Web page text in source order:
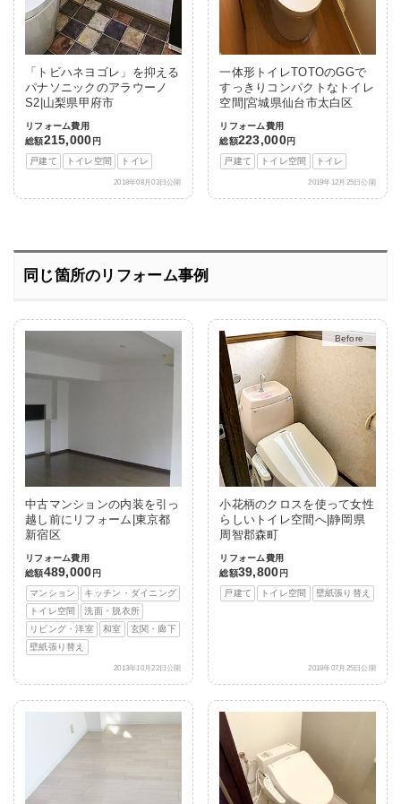
「トビハネヨゴレ」を抑える
パナソニックのアラウーノ
S2|山梨県甲府市
リフォーム費用
総額215,000 円
戸建て
トイレ空間 トイレ
2018年08月03日公開
一体形トイレTOTOのGGで
すっきりコンパクトなトイレ
空間|宮城県仙台市太白区
リフォーム費用
総額223,000円
戸建て
トイレ空間 トイレ
2019年12月25日公開
同じ箇所のリフォーム事例
中古マンションの内装を引っ
越し前にリフォーム|東京都
新宿区
リフォーム費用
総額489,000 円
マンション
キッチン・ダイニング
トイレ空間
洗面・脱衣所
リビング・洋室
和室
玄関・廊下
壁紙張り替え
2013年10月22日公開
After
小花柄のクロスを使って女性
らしいトイレ空間へ|静岡県
周智郡森町
リフォーム費用
総額39,800 円
戸建て
トイレ空間 壁紙張り替え
2018年07月25日公開